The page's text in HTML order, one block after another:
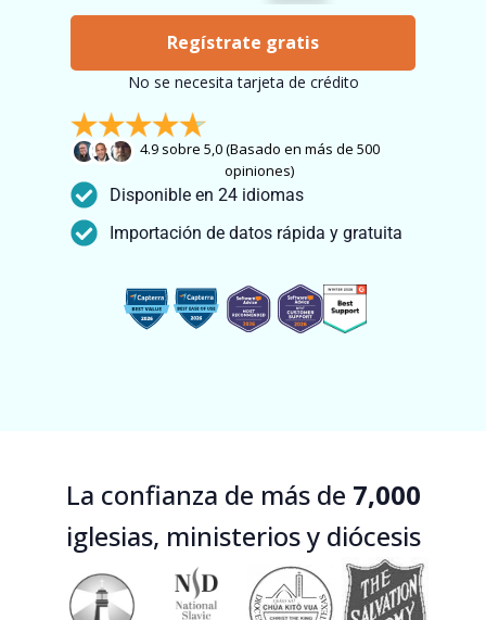
Disponible en 24 idiomas
Importación de datos rápida y gratuita
Regístrate gratis
No se necesita tarjeta de crédito
4.9 sobre 5,0 (Basado en más de 500
opiniones)
La confianza de más de 7,000
iglesias, ministerios y diócesis